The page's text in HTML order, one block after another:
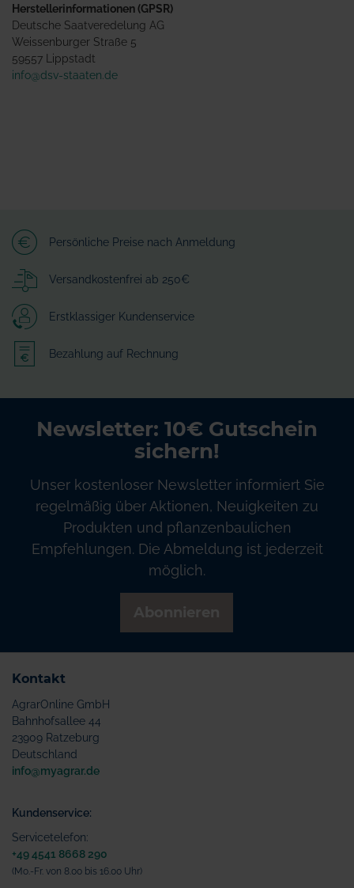
Herstellerinformationen (GPSR)
Deutsche Saatveredelung AG
Weissenburger Straße 5
59557 Lippstadt
info@dsv-staaten.de
Persönliche Preise nach Anmeldung
Versandkostenfrei ab 250€
Erstklassiger Kundenservice
Bezahlung auf Rechnung
Newsletter: 10€ Gutschein
sichern!
Unser kostenloser Newsletter informiert Sie
regelmäßig über Aktionen, Neuigkeiten zu
Produkten und pflanzenbaulichen
Empfehlungen. Die Abmeldung ist jederzeit
möglich.
Kontakt
AgrarOnline GmbH
Bahnhofsallee 44
23909 Ratzeburg
Deutschland
info@myagrar.de
Kundenservice:
Servicetelefon:
+49 4541 8668 290
(Mo.-Fr. von 8.00 bis 16.00 Uhr)